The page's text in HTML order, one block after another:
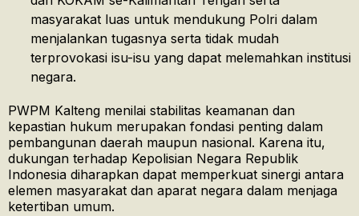
masyarakat luas untuk mendukung Polri dalam
menjalankan tugasnya serta tidak mudah
terprovokasi isu-isu yang dapat melemahkan institusi
negara.
PWPM Kalteng menilai stabilitas keamanan dan
kepastian hukum merupakan fondasi penting dalam
pembangunan daerah maupun nasional. Karena itu,
dukungan terhadap Kepolisian Negara Republik
Indonesia diharapkan dapat memperkuat sinergi antara
elemen masyarakat dan aparat negara dalam menjaga
ketertiban umum.